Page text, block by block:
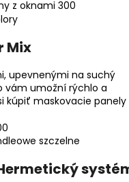
Mix
upevnenými na suchý
vám umožní rýchlo a
kúpiť maskovacie panely